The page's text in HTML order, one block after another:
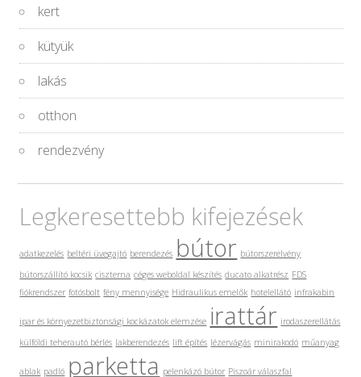
kert
kütyük
lakás
otthon
rendezvény
Legkeresettebb kifejezések
adatkezelés beltéri üvegajtó berendezés bútor bútorszerelvény
bútorszállító kocsik ciszterna céges weboldal készítés ducato alkatrész FDS
fiókrendszer fotósbolt fény mennyisége Hidraulikus emelők hotelellátó infrakabin
ipar és környezetbiztonsági kockázatok elemzése irattár irodaszerellátás
külföldi teherautó bérlés lakberendezés lift építés lézervágás minirakodó műanyag
ablak padló parketta pelenkázó bútor Piszoár válaszfal